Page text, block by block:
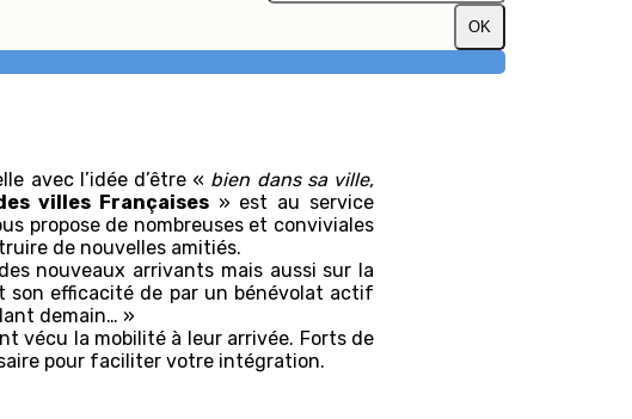
OK
avec l’idée d’être « bien dans sa ville,
villes Françaises» est au service
propose de nombreuses et conviviales
de nouvelles amitiés.
nouveaux arrivants mais aussi sur la
son efficacité de par un bénévolat actif
demain… »
vécu la mobilité à leur arrivée. Forts de
pour faciliter votre intégration.